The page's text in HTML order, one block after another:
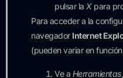
pulsar la Xpara
Para acceder a la
navegador Internet
(pueden variar en
Ve a Herramientas,